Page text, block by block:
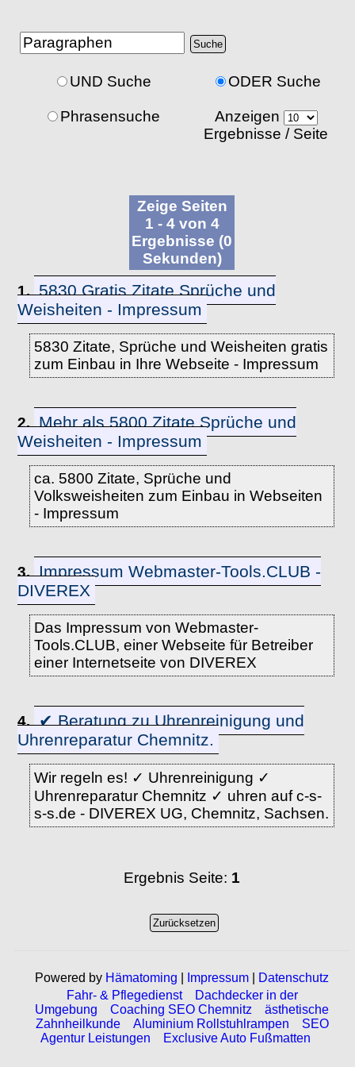
UND Suche
Phrasensuche
ODER Suche
Anzeigen
Ergebnisse / Seite
Zeige Seiten
1 - 4 von 4
Ergebnisse (0
Sekunden)
1. 5830 Gratis Zitate Sprüche und
Weisheiten - Impressum
5830 Zitate, Sprüche und Weisheiten gratis
zum Einbau in Ihre Webseite - Impressum
2. Mehr als 5800 Zitate Sprüche und
Weisheiten - Impressum
ca. 5800 Zitate, Sprüche und
Volksweisheiten zum Einbau in Webseiten
- Impressum
3. Impressum Webmaster-Tools.CLUB -
DIVEREX
Das Impressum von Webmaster-
Tools.CLUB, einer Webseite für Betreiber
einer Internetseite von DIVEREX
4. ✔ Beratung zu Uhrenreinigung und
Uhrenreparatur Chemnitz.
Wir regeln es! ✓ Uhrenreinigung ✓
Uhrenreparatur Chemnitz ✓ uhren auf c-s-
s-s.de - DIVEREX UG, Chemnitz, Sachsen.
Ergebnis Seite: 1
Powered by Hämatoming Impressum
Datenschutz
Fahr- & Pflegedienst
Dachdecker in der
Umgebung
Coaching SEO Chemnitz
ästhetische
Zahnheilkunde
Aluminium Rollstuhlrampen
SEO
Agentur Leistungen
Exclusive Auto Fußmatten